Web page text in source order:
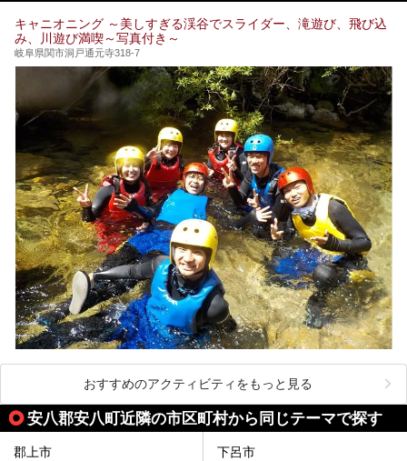
キャニオニング ～美しすぎる渓谷でスライダー、滝遊び、飛び込
み、川遊び満喫～写真付き～
岐阜県関市洞戸通元寺318-7
おすすめのアクティビティをもっと見る
安八郡安八町近隣の市区町村から同じテーマで探す
郡上市 下呂市